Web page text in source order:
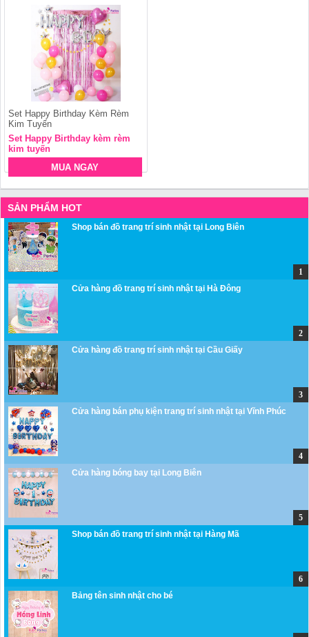
Set Happy Birthday Kèm Rèm
Kim Tuyến
Set Happy Birthday kèm rèm
kim tuyến
MUA NGAY
SẢN PHẨM HOT
Shop bán đồ trang trí sinh nhật tại Long Biên
Cửa hàng đồ trang trí sinh nhật tại Hà Đông
Cửa hàng đồ trang trí sinh nhật tại Cầu Giấy
Cửa hàng bán phụ kiện trang trí sinh nhật tại Vĩnh Phúc
Cửa hàng bóng bay tại Long Biên
Shop bán đồ trang trí sinh nhật tại Hàng Mã
Bảng tên sinh nhật cho bé